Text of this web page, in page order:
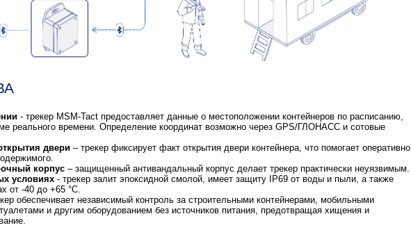
- трекер MSM-Tact предоставляет данные о местоположении контейнеров по расписанию,
реального времени. Определение координат возможно через GPS/ГЛОНАСС и сотовые
двери – трекер фиксирует факт открытия двери контейнера, что помогает оперативно
корпус – защищенный антивандальный корпус делает трекер практически неуязвимым.
условиях - трекер залит эпоксидной смолой, имеет защиту IP69 от воды и пыли, а также
от -40 до +65 °C.
обеспечивает независимый контроль за строительными контейнерами, мобильными
и другим оборудованием без источников питания, предотвращая хищения и